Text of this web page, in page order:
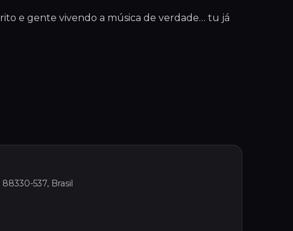
e gente vivendo a música de verdade… tu já
537, Brasil